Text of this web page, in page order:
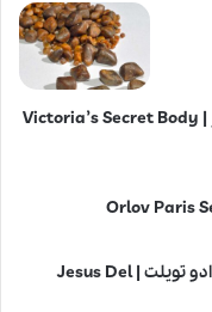
بادی اسپلش ویکتوریا سکرت جاسمین نویر | Victoria’s Secret Body
عطر ادکلن جسوس دل پوزو عربین نایتس ادو تویلت | Jesus Del